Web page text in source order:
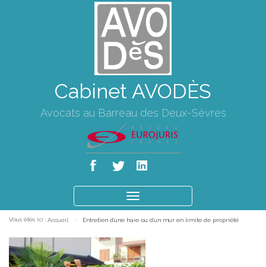
Cabinet AVODÈS
Avocats au Barreau des Deux-Sèvres
le
Vous êtes ici : Accueil Entretien d'une haie ou d'un mur en limite de propriété